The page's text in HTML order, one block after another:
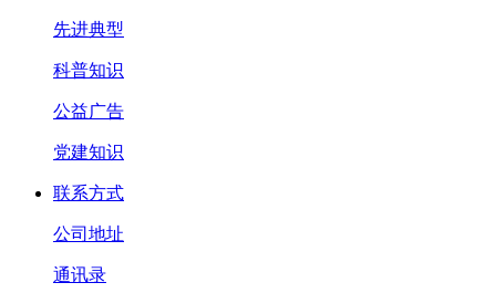
先进典型
科普知识
公益广告
党建知识
联系方式
公司地址
通讯录